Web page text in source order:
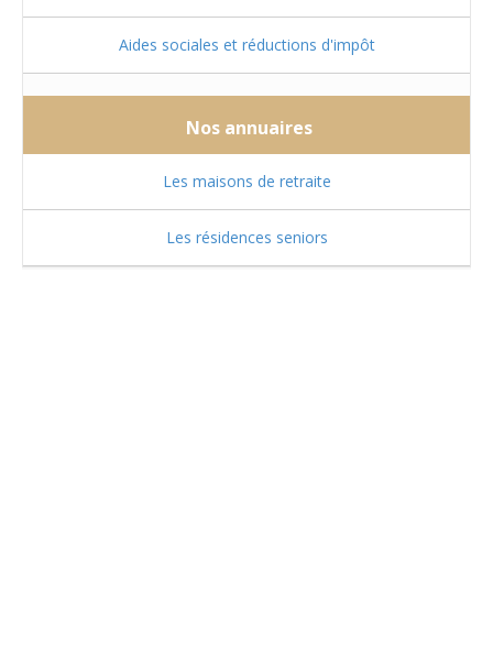
Aides sociales et réductions d'impôt
Nos annuaires
Les maisons de retraite
Les résidences seniors